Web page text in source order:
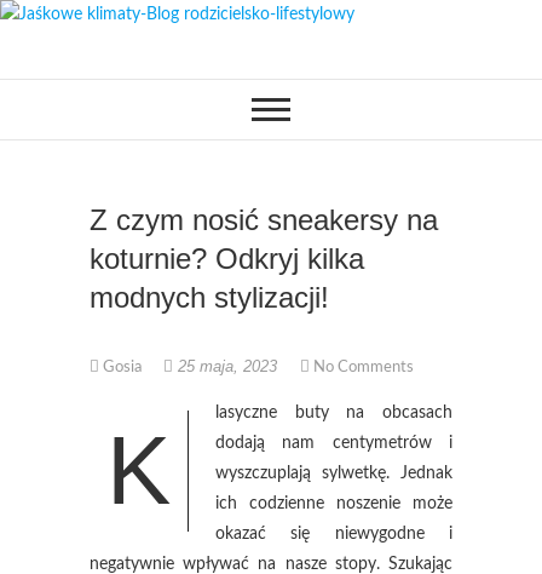
Skip
Jaśkowe klimaty-
Blog rodzicielsko-
lifestylowy
CIEKAWE PROJEKTY DIY Z
Z czym nosić sneakersy na
koturnie? Odkryj kilka
modnych stylizacji!
Gosia 25 maja, 2023 No Comments
K
lasyczne buty na obcasach
dodają nam centymetrów i
wyszczuplają sylwetkę. Jednak
ich codzienne noszenie może
okazać się niewygodne i
negatywnie wpływać na nasze stopy. Szukając